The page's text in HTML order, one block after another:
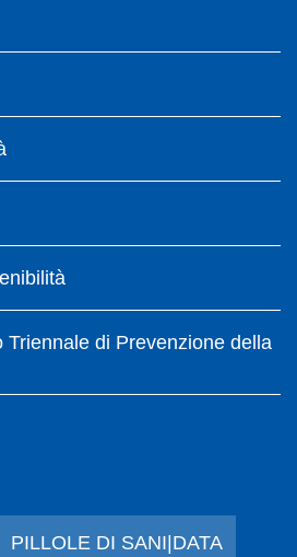
Triennale di Prevenzione della
PILLOLE DI SANI|DATA